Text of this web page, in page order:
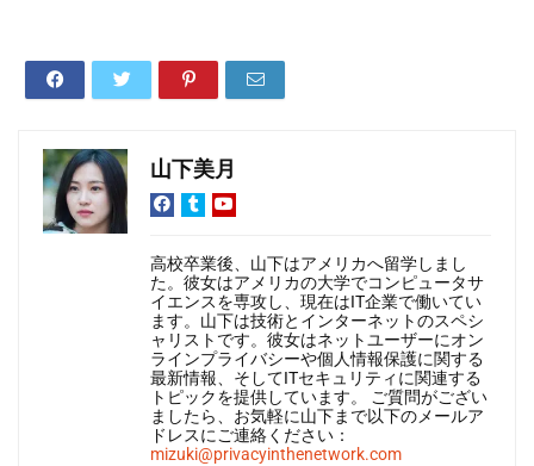
山下美月
高校卒業後、山下はアメリカへ留学しまし
た。彼女はアメリカの大学でコンピュータサ
イエンスを専攻し、現在はIT企業で働いてい
ます。山下は技術とインターネットのスペシ
ャリストです。彼女はネットユーザーにオン
ラインプライバシーや個人情報保護に関する
最新情報、そしてITセキュリティに関連する
トピックを提供しています。 ご質問がござい
ましたら、お気軽に山下まで以下のメールア
ドレスにご連絡ください：
mizuki@privacyinthenetwork.com